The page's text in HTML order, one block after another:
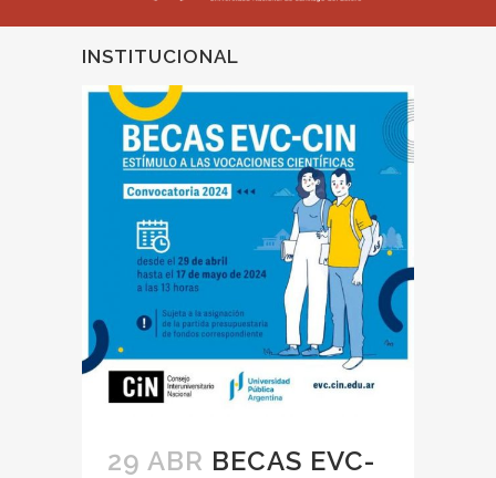
INSTITUCIONAL
29 ABR BECAS EVC-